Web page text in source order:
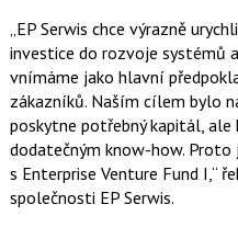
„EP Serwis chce výrazně
investice do rozvoje systémů
vnímáme jako hlavní
zákazníků. Naším cílem bylo
poskytne potřebný kapitál, ale
dodatečným know-how. Proto
s Enterprise Venture Fund I,“
společnosti EP Serwis.